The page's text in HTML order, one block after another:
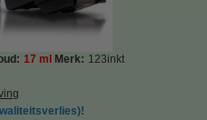
17 ml Merk: 123inkt